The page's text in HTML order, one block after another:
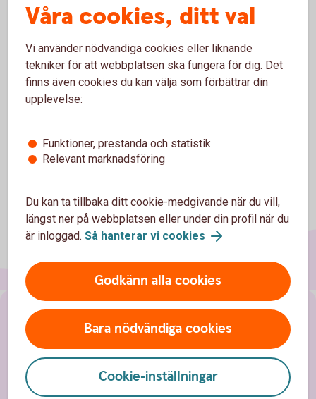
skräddarsydda lösningar som matchar dina personliga mål
Johanna Westlund och Åsa Strömberg,
Försäkringsspecialister hjälper dig vid frågor, du hittar
kontaktuppgifter här
Våra cookies, ditt val
Vi använder nödvändiga cookies eller liknande
tekniker för att webbplatsen ska fungera för dig. Det
finns även cookies du kan välja som förbättrar din
upplevelse:
Funktioner, prestanda och statistik
Relevant marknadsföring
Du kan ta tillbaka ditt cookie-medgivande när du vill,
längst ner på webbplatsen eller under din profil när du
är inloggad. Så hanterar vi cookies
Godkänn alla cookies
Bara nödvändiga cookies
Cookie-inställningar
Sidfot
Hitta snabbt
Kontakta oss
Spärrhjälp